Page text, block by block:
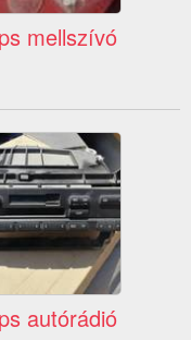
mellszívó
autórádió